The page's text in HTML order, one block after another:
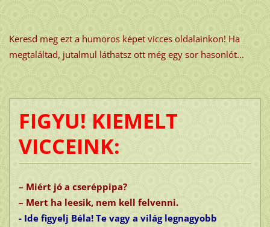
Keresd meg ezt a humoros képet vicces oldalainkon! Ha
megtaláltad, jutalmul láthatsz ott még egy sor hasonlót...
FIGYU! KIEMELT
VICCEINK:
– Miért jó a cseréppipa?
– Mert ha leesik, nem kell felvenni.
- Ide figyelj Béla! Te vagy a világ legnagyobb